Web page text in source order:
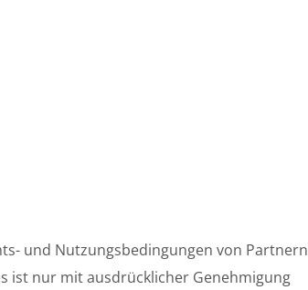
und Nutzungsbedingungen von Partnern
ist nur mit ausdrücklicher Genehmigung